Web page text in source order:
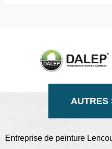
AUTRES
Entreprise de peinture